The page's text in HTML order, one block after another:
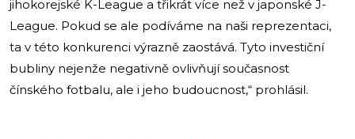
jihokorejské K-League a třikrát více než v japonské J-
League. Pokud se ale podíváme na naši reprezentaci,
ta v této konkurenci výrazně zaostává. Tyto investiční
bubliny nejenže negativně ovlivňují současnost
čínského fotbalu, ale i jeho budoucnost,“ prohlásil.